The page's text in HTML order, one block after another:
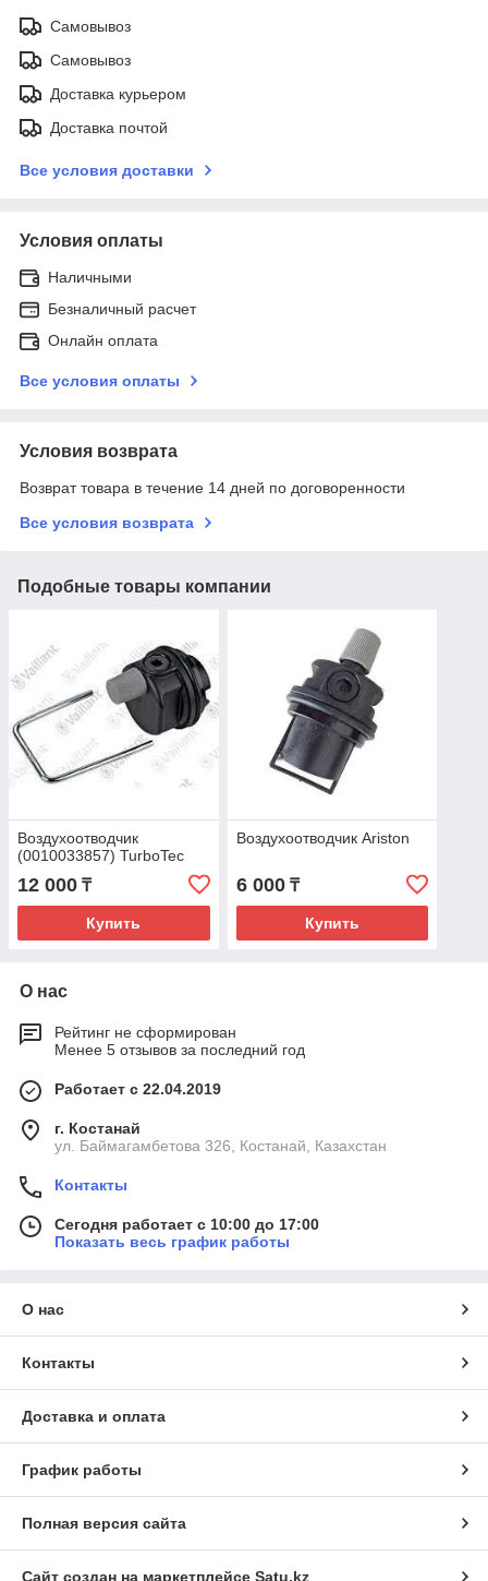
Самовывоз
Самовывоз
Доставка курьером
Доставка почтой
Все условия доставки
Условия оплаты
Наличными
Безналичный расчет
Онлайн оплата
Все условия оплаты
Условия возврата
Возврат товара в течение 14 дней по договоренности
Все условия возврата
Подобные товары компании
Воздухоотводчик
(0010033857) TurboTec
12 000 ₸
Купить
Воздухоотводчик Ariston
6 000₸
Купить
О нас
Рейтинг не сформирован
Менее 5 отзывов за последний год
Работает с 22.04.2019
г. Костанай
ул. Баймагамбетова 326, Костанай, Казахстан
Контакты
Сегодня работает с 10:00 до 17:00
Показать весь график работы
О нас
Контакты
Доставка и оплата
График работы
Полная версия сайта
Сайт создан на маркетплейсе Satu.kz